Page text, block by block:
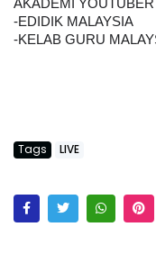
AKADEMI YOUTUBER
-EDIDIK MALAYSIA
-KELAB GURU
Tags LIVE